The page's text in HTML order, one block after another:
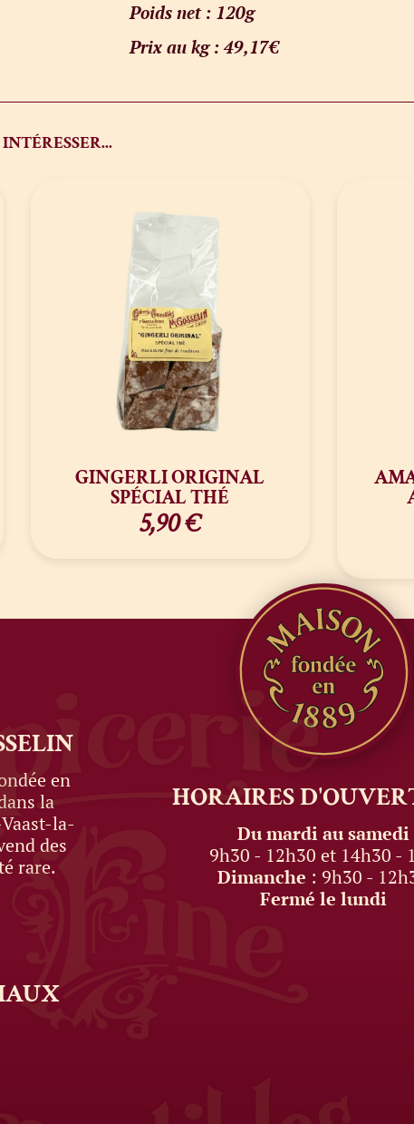
Poids net : 120g
Prix au kg : 49,17€
GINGERLI ORIGINAL
SPÉCIAL THÉ
5,90€
en
la
la-
des
rare.
HORAIRES
Du mardi au samedi
9h30 - 12h30 et 14h30 -
Dimanche : 9h30 -
Fermé le lundi